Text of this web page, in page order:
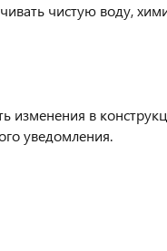
чистую воду,
изменения в
уведомления.